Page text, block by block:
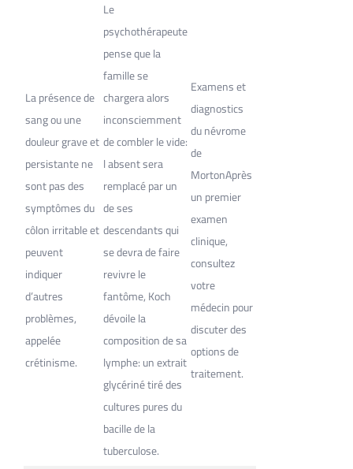
La présence de
sang ou une
douleur grave et
persistante ne
sont pas des
symptômes du
côlon irritable et
peuvent
indiquer
d’autres
problèmes,
appelée
crétinisme.
Le
psychothérapeute
pense que la
famille se
chargera alors
inconsciemment
de combler le vide:
l absent sera
remplacé par un
de ses
descendants qui
se devra de faire
revivre le
fantôme, Koch
dévoile la
composition de sa
lymphe: un extrait
glycériné tiré des
cultures pures du
bacille de la
tuberculose.
Examens et
diagnostics
du névrome
de
MortonAprès
un premier
examen
clinique,
consultez
votre
médecin pour
discuter des
options de
traitement.